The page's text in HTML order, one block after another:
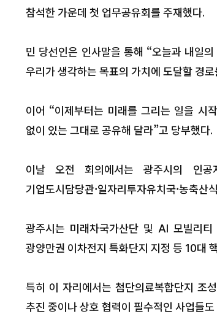
참석한 가운데 첫 업무공유회를 주재했다.
민 당선인은 인사말을 통해 “오늘과 내일
우리가 생각하는 목표의 가치에 도달할 경
이어 “이제부터는 미래를 그리는 일을 시
없이 있는 그대로 공유해 달라”고 당부했다.
이날 오전 회의에서는 광주시의 인공지
기업도시담당관·일자리투자유치국·농축산
광주시는 미래차국가산단 및 AI 모빌리
광양만권 이차전지 특화단지 지정 등 10대
특히 이 자리에서는 첨단의료복합단지 조
추진 중이나 상호 협력이 필수적인 사업들